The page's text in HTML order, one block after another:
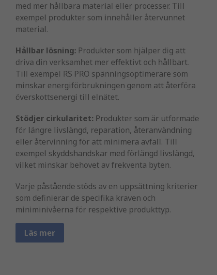
med mer hållbara material eller processer. Till
exempel produkter som innehåller återvunnet
material.
Hållbar lösning: Produkter som hjälper dig att
driva din verksamhet mer effektivt och hållbart.
Till exempel RS PRO spänningsoptimerare som
minskar energiförbrukningen genom att återföra
överskottsenergi till elnätet.
Stödjer cirkularitet: Produkter som är utformade
för längre livslängd, reparation, återanvändning
eller återvinning för att minimera avfall. Till
exempel skyddshandskar med förlängd livslängd,
vilket minskar behovet av frekventa byten.
Varje påstående stöds av en uppsättning kriterier
som definierar de specifika kraven och
miniminivåerna för respektive produkttyp.
Läs mer